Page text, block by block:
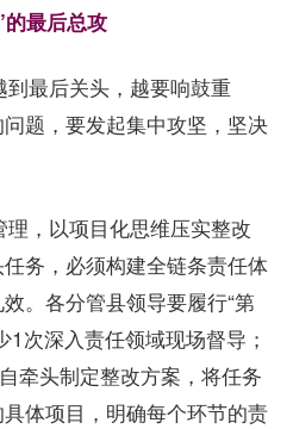
最后总攻
最后关头，越要响鼓重
题，要发起集中攻坚，坚决
理，以项目化思维压实整改
务，必须构建全链条责任体
。各分管县领导要履行“第
次深入责任领域现场督导；
牵头制定整改方案，将任务
体项目，明确每个环节的责